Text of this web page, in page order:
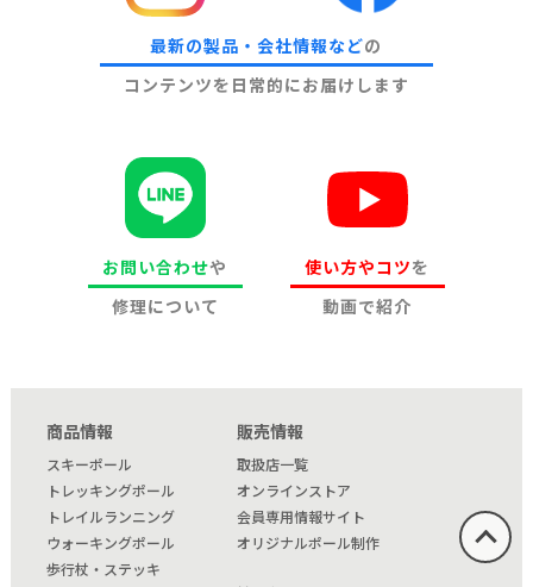
最新の製品・会社情報などの
コンテンツを日常的にお届けします
お問い合わせや
修理について
使い方やコツを
動画で紹介
商品情報
スキーポール
トレッキングポール
トレイルランニング
ウォーキングポール
歩行杖・ステッキ
販売情報
取扱店一覧
オンラインストア
会員専用情報サイト
オリジナルポール制作